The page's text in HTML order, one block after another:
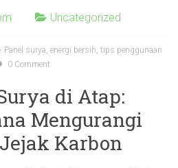
Uncategorized
Panel surya, energi bersih, tips penggunaan
0 Comment
di Atap:
Mengurangi
Karbon